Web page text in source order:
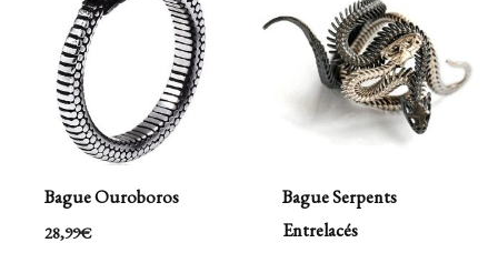
Bague Ouroboros
28,99€
Bague Serpents
Entrelacés